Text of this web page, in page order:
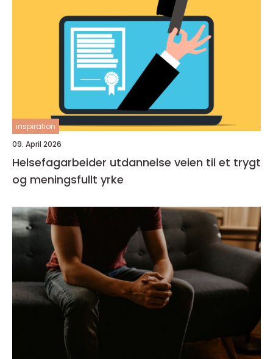
inspiration
09. April 2026
Helsefagarbeider utdannelse veien til et trygt
og meningsfullt yrke